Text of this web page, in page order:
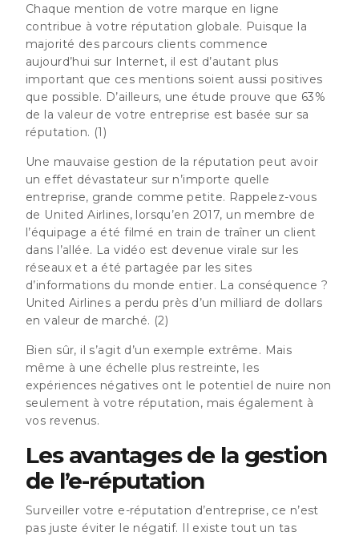
Chaque mention de votre marque en ligne
contribue à votre réputation globale. Puisque la
majorité des parcours clients commence
aujourd’hui sur Internet, il est d’autant plus
important que ces mentions soient aussi positives
que possible. D’ailleurs, une étude prouve que 63%
de la valeur de votre entreprise est basée sur sa
réputation. (1)
Une mauvaise gestion de la réputation peut avoir
un effet dévastateur sur n’importe quelle
entreprise, grande comme petite. Rappelez-vous
de United Airlines, lorsqu’en 2017, un membre de
l’équipage a été filmé en train de traîner un client
dans l’allée. La vidéo est devenue virale sur les
réseaux et a été partagée par les sites
d’informations du monde entier. La conséquence ?
United Airlines a perdu près d’un milliard de dollars
en valeur de marché. (2)
Bien sûr, il s’agit d’un exemple extrême. Mais
même à une échelle plus restreinte, les
expériences négatives ont le potentiel de nuire non
seulement à votre réputation, mais également à
vos revenus.
Les avantages de la gestion
de l’e-réputation
Surveiller votre e-réputation d’entreprise, ce n’est
pas juste éviter le négatif. Il existe tout un tas